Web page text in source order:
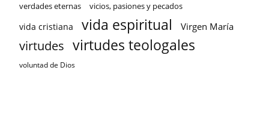
verdades eternas vicios, pasiones y pecados
vida cristiana vida espiritual Virgen María
virtudes virtudes teologales
voluntad de Dios